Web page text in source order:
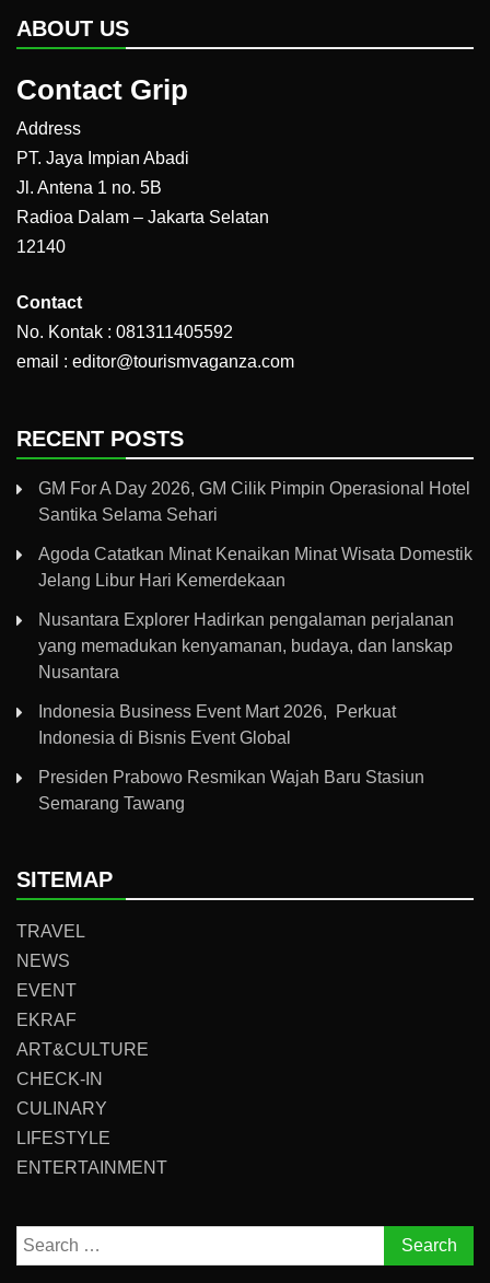
ABOUT US
Contact Grip
Address
PT. Jaya Impian Abadi
Jl. Antena 1 no. 5B
Radioa Dalam – Jakarta Selatan
12140
Contact
No. Kontak : 081311405592
email : editor@tourismvaganza.com
RECENT POSTS
GM For A Day 2026, GM Cilik Pimpin Operasional Hotel
Santika Selama Sehari
Agoda Catatkan Minat Kenaikan Minat Wisata Domestik
Jelang Libur Hari Kemerdekaan
Nusantara Explorer Hadirkan pengalaman perjalanan
yang memadukan kenyamanan, budaya, dan lanskap
Nusantara
Indonesia Business Event Mart 2026, Perkuat
Indonesia di Bisnis Event Global
Presiden Prabowo Resmikan Wajah Baru Stasiun
Semarang Tawang
SITEMAP
TRAVEL
NEWS
EVENT
EKRAF
ART&CULTURE
CHECK-IN
CULINARY
LIFESTYLE
ENTERTAINMENT
Search
for: